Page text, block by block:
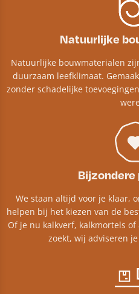
Natuurlijke
Natuurlijke bouwmaterialen
duurzaam leefklimaat.
zonder schadelijke
We staan altijd voor je klaar,
helpen bij het kiezen van de
Of je nu kalkverf, kalkmortels
zoekt, wij adviseren